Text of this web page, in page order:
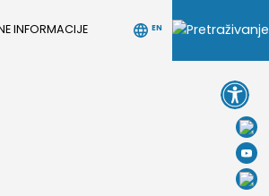
INFORMACIJE EN